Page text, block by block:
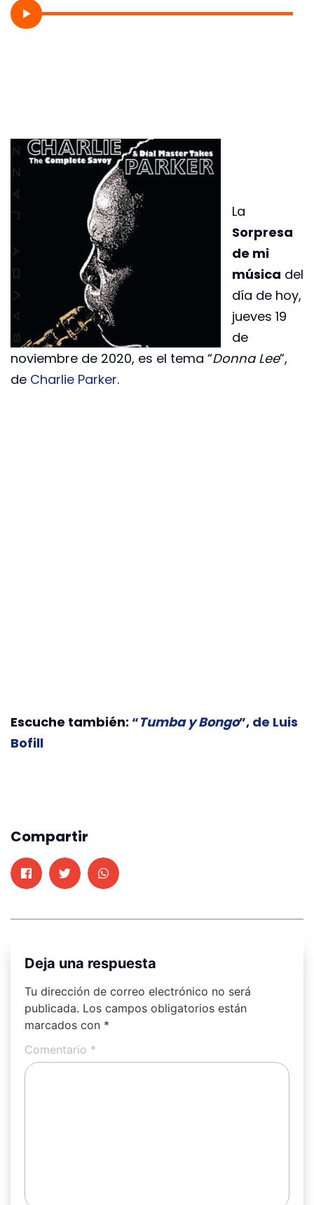
La
Sorpresa
de mi
música del
día de hoy,
jueves 19
de
noviembre de 2020, es el tema “Donna Lee”,
de Charlie Parker.
Escuche también: “Tumba y Bongo”, de Luis
Bofill
Compartir
Deja una respuesta
Tu dirección de correo electrónico no será
publicada. Los campos obligatorios están
marcados con *
Comentario *